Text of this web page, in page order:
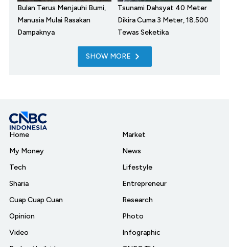
Bulan Terus Menjauhi Bumi,
Manusia Mulai Rasakan
Dampaknya
Tsunami Dahsyat 40 Meter
Dikira Cuma 3 Meter, 18.500
Tewas Seketika
SHOW MORE
Home
My Money
Tech
Sharia
Cuap Cuap Cuan
Opinion
Video
Market
News
Lifestyle
Entrepreneur
Research
Photo
Infographic